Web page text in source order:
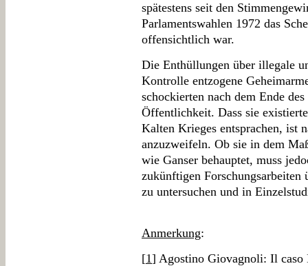
spätestens seit den
Parlamentswahlen 1972 das
offensichtlich war.
Die Enthüllungen über illegale
Kontrolle entzogene
schockierten nach dem Ende
Öffentlichkeit. Dass sie
Kalten Krieges entsprachen, ist
anzuzweifeln. Ob sie in dem
wie Ganser behauptet, muss
zukünftigen Forschungsarbeiten
zu untersuchen und in
Anmerkung:
[1] Agostino Giovagnoli: Il caso